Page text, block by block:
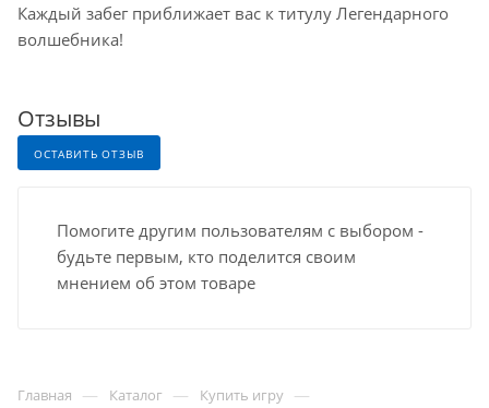
Каждый забег приближает вас к титулу Легендарного
волшебника!
Отзывы
ОСТАВИТЬ ОТЗЫВ
Помогите другим пользователям с выбором -
будьте первым, кто поделится своим
мнением об этом товаре
Главная — Каталог — Купить игру —